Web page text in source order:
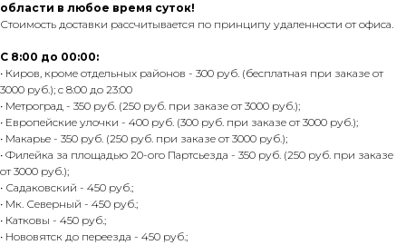
области в любое время суток!
Стоимость доставки рассчитывается по принципу удаленности от офиса.
С 8:00 до 00:00:
• Киров, кроме отдельных районов - 300 руб. (бесплатная при заказе от
3000 руб.); с 8:00 до 23:00
• Метроград - 350 руб. (250 руб. при заказе от 3000 руб.);
• Европейские улочки - 400 руб. (300 руб. при заказе от 3000 руб.);
• Макарье - 350 руб. (250 руб. при заказе от 3000 руб.);
• Филейка за площадью 20-ого Партсьезда - 350 руб. (250 руб. при заказе
от 3000 руб.);
• Садаковский - 450 руб.;
• Мк. Северный - 450 руб.;
• Катковы - 450 руб.;
• Нововятск до переезда - 450 руб.;